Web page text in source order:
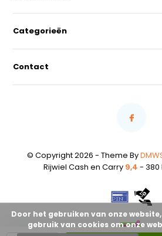
Categorieën
Contact
© Copyright 2026 - Theme By
Rijwiel Cash en Carry 9,4 -
Door het gebruiken van onze
gebruik van cookies om onze